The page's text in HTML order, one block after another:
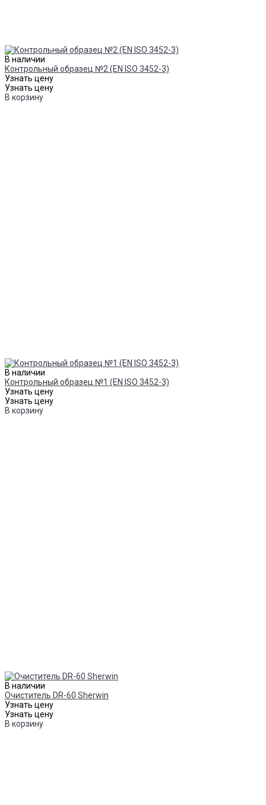
В наличии
Контрольный образец №2 (EN ISO 3452-3)
Узнать цену
Узнать цену
В корзину
В наличии
Контрольный образец №1 (EN ISO 3452-3)
Узнать цену
Узнать цену
В корзину
В наличии
Очиститель DR-60 Sherwin
Узнать цену
Узнать цену
В корзину